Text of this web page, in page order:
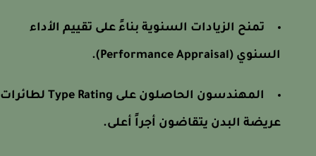
تمنح الزيادات السنوية بناءً على تقييم الأداء
السنوي (Performance Appraisal).
المهندسون الحاصلون على Type Rating لطائرات
عريضة البدن يتقاضون أجراً أعلى.